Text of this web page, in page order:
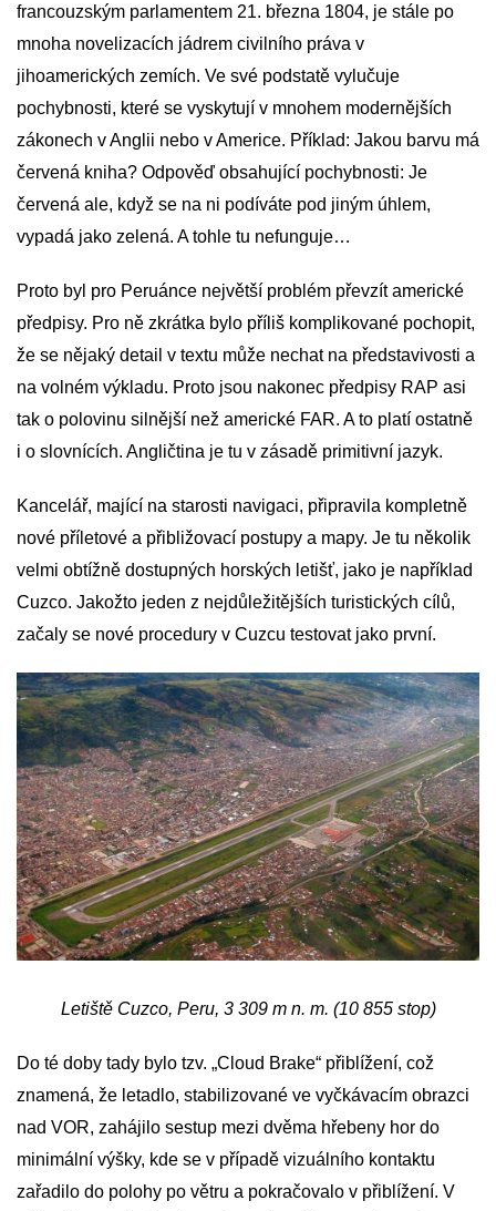
francouzským parlamentem 21. března 1804, je stále po
mnoha novelizacích jádrem civilního práva v
jihoamerických zemích. Ve své podstatě vylučuje
pochybnosti, které se vyskytují v mnohem modernějších
zákonech v Anglii nebo v Americe. Příklad: Jakou barvu má
červená kniha? Odpověď obsahující pochybnosti: Je
červená ale, když se na ni podíváte pod jiným úhlem,
vypadá jako zelená. A tohle tu nefunguje…
Proto byl pro Peruánce největší problém převzít americké
předpisy. Pro ně zkrátka bylo příliš komplikované pochopit,
že se nějaký detail v textu může nechat na představivosti a
na volném výkladu. Proto jsou nakonec předpisy RAP asi
tak o polovinu silnější než americké FAR. A to platí ostatně
i o slovnících. Angličtina je tu v zásadě primitivní jazyk.
Kancelář, mající na starosti navigaci, připravila kompletně
nové příletové a přibližovací postupy a mapy. Je tu několik
velmi obtížně dostupných horských letišť, jako je například
Cuzco. Jakožto jeden z nejdůležitějších turistických cílů,
začaly se nové procedury v Cuzcu testovat jako první.
Letiště Cuzco, Peru, 3 309 m n. m. (10 855 stop)
Do té doby tady bylo tzv. „Cloud Brake“ přiblížení, což
znamená, že letadlo, stabilizované ve vyčkávacím obrazci
nad VOR, zahájilo sestup mezi dvěma hřebeny hor do
minimální výšky, kde se v případě vizuálního kontaktu
zařadilo do polohy po větru a pokračovalo v přiblížení. V